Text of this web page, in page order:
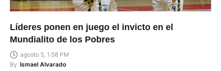
Líderes ponen en juego el invicto en el
Mundialito de los Pobres
agosto 5, 1:58 PM
By Ismael Alvarado